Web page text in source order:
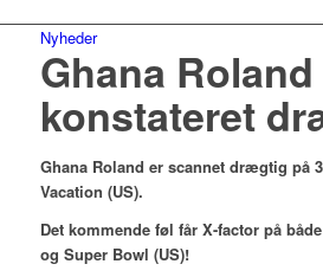
Nyheder
Ghana Roland
konstateret
Ghana Roland er scannet drægtig på
Vacation (US).
Det kommende føl får X-factor på
og Super Bowl (US)!